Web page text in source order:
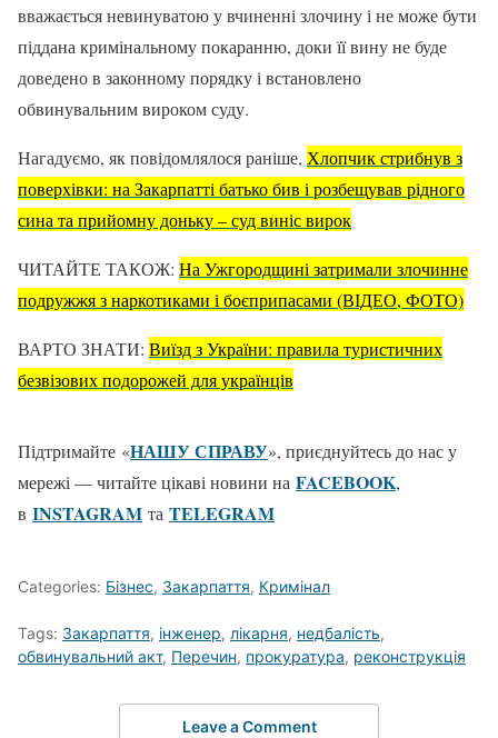
вважається невинуватою у вчиненні злочину і не може бути
піддана кримінальному покаранню, доки її вину не буде
доведено в законному порядку і встановлено
обвинувальним вироком суду.
Нагадуємо, як повідомлялося раніше, Хлопчик стрибнув з
поверхівки: на Закарпатті батько бив і розбещував рідного
сина та прийомну доньку – суд виніс вирок
ЧИТАЙТЕ ТАКОЖ: На Ужгородщині затримали злочинне
подружжя з наркотиками і боєприпасами (ВІДЕО, ФОТО)
ВАРТО ЗНАТИ: Виїзд з України: правила туристичних
безвізових подорожей для українців
Підтримайте «НАШУ СПРАВУ», приєднуйтесь до нас у
мережі — читайте цікаві новини на FACEBOOK,
в ІNSTAGRAM та TELEGRAM
Categories: Бізнес, Закарпаття, Кримінал
Tags: Закарпаття, інженер, лікарня, недбалість,
обвинувальний акт, Перечин, прокуратура, реконструкція
Leave a Comment